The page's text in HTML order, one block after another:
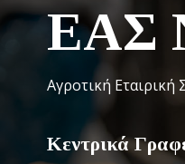
ΕΑΣ
Αγροτική Εταιρική
Κεντρικά